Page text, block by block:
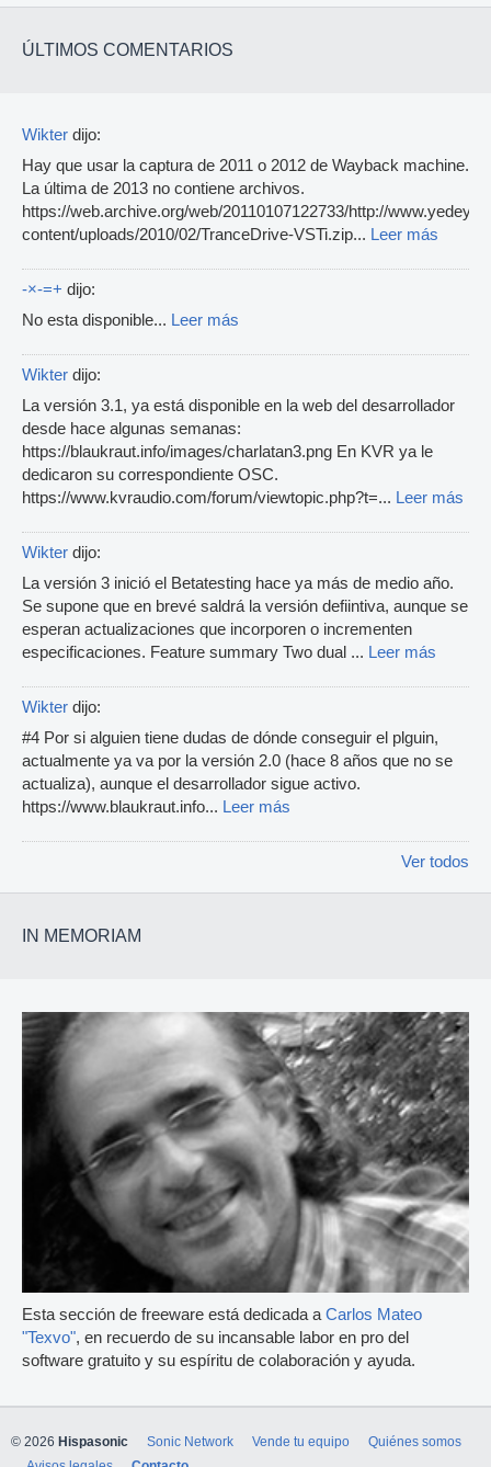
ÚLTIMOS COMENTARIOS
Wikter dijo:
Hay que usar la captura de 2011 o 2012 de Wayback machine.
La última de 2013 no contiene archivos.
https://web.archive.org/web/20110107122733/http://
content/uploads/2010/02/TranceDrive-VSTi.zip... Leer más
-×-=+ dijo:
No esta disponible... Leer más
Wikter dijo:
La versión 3.1, ya está disponible en la web del desarrollador
desde hace algunas semanas:
https://blaukraut.info/images/charlatan3.png En KVR ya le
dedicaron su correspondiente OSC.
https://www.kvraudio.com/forum/viewtopic.php?t=... Leer más
Wikter dijo:
La versión 3 inició el Betatesting hace ya más de medio año.
Se supone que en brevé saldrá la versión defiintiva, aunque se
esperan actualizaciones que incorporen o incrementen
especificaciones. Feature summary Two dual ... Leer más
Wikter dijo:
#4 Por si alguien tiene dudas de dónde conseguir el plguin,
actualmente ya va por la versión 2.0 (hace 8 años que no se
actualiza), aunque el desarrollador sigue activo.
https://www.blaukraut.info... Leer más
Ver todos
IN MEMORIAM
Esta sección de freeware está dedicada a Carlos Mateo
"Texvo", en recuerdo de su incansable labor en pro del
software gratuito y su espíritu de colaboración y ayuda.
© 2026 Hispasonic Sonic Network Vende tu equipo
Quiénes somos